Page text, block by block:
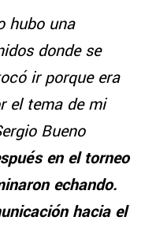
hubo una
donde se
ir porque era
el tema de mi
Bueno
en el torneo
echando.
hacia el